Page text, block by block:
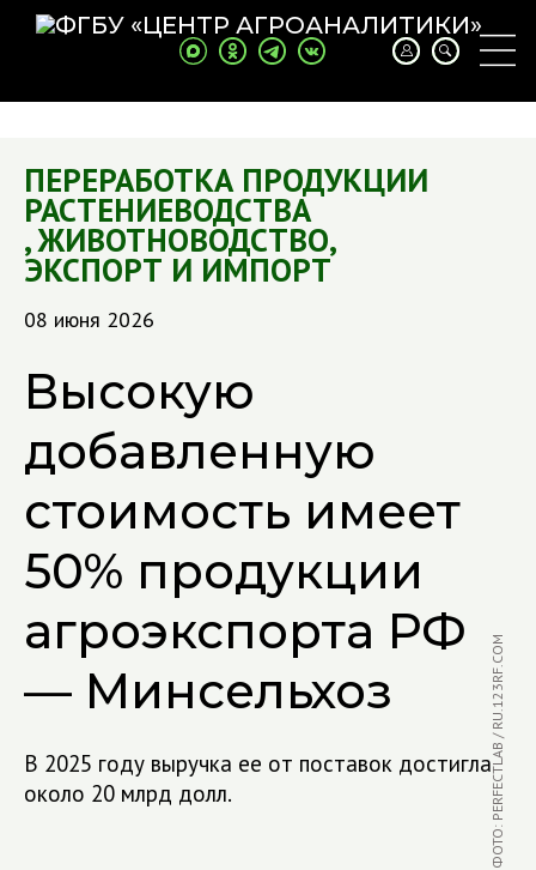
ПЕРЕРАБОТКА ПРОДУКЦИИ
РАСТЕНИЕВОДСТВА
,ЖИВОТНОВОДСТВО,
ЭКСПОРТ И ИМПОРТ
08 июня 2026
Высокую
добавленную
стоимость имеет
50% продукции
агроэкспорта РФ
— Минсельхоз
В 2025 году выручка ее от поставок достигла
около 20 млрд долл.
ФОТО: PERFECTLAB / RU.123RF.COM